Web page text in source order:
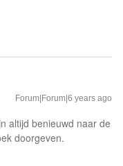
Forum|Forum|6 years ago
altijd benieuwd naar de
doorgeven.